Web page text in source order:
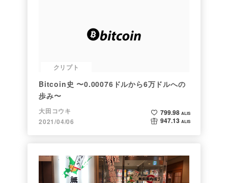
クリプト
Bitcoin史 〜0.00076ドルから6万ドルへの
歩み〜
大田コウキ
2021/04/06
799.98 ALIS
947.13 ALIS